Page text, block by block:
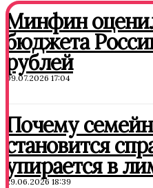
Минфин
бюджета
рублей
09.07.2026 17:04
Почему
становится
упирается в
29.06.2026 18:39